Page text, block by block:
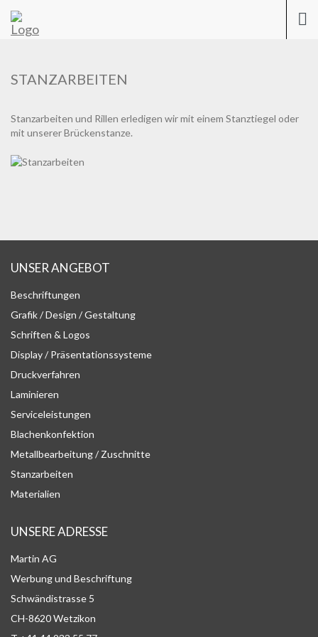
STANZARBEITEN
Stanzarbeiten und Rillen erledigen wir mit einem Stanztiegel oder
mit unserer Brückenstanze.
UNSER ANGEBOT
Beschriftungen
Grafik / Design / Gestaltung
Schriften & Logos
Display / Präsentationssysteme
Druckverfahren
Laminieren
Serviceleistungen
Blachenkonfektion
Metallbearbeitung / Zuschnitte
Stanzarbeiten
Materialien
UNSERE ADRESSE
Martin AG
Werbung und Beschriftung
Schwändistrasse 5
CH-8620 Wetzikon